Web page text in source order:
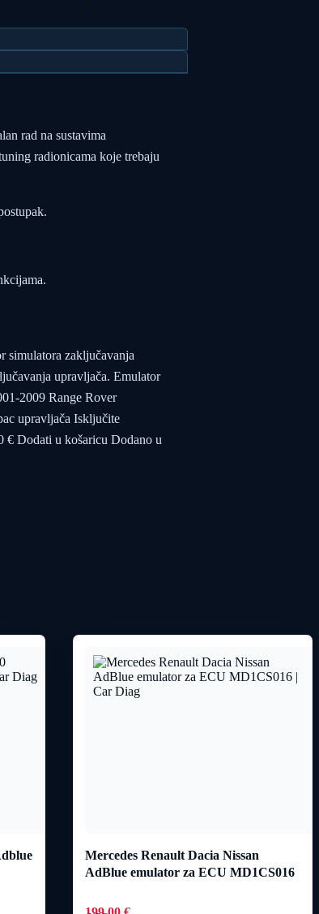
rad na sustavima
radionicama koje trebaju
simulatora zaključavanja
upravljača. Emulator
2009 Range Rover
upravljača Isključite
€ Dodati u košaricu Dodano u
Mercedes Renault Dacia Nissan
AdBlue emulator za ECU MD1CS016